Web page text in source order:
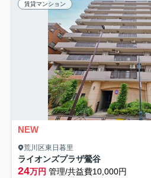
賃貸マンション
NEW
荒川区東日暮里
ライオンズプラザ鶯谷
24万円 管理/共益費10,000円